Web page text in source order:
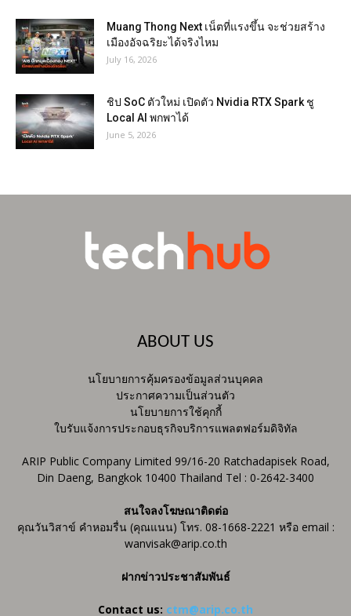
Muang Thong Next เน็ตที่แรงขึ้น จะช่วยสร้าง
เมืองอัจฉริยะได้จริงไหม
July 16, 2026
ชิป SoC ตัวใหม่ เปิดตัว Nvidia RTX Spark ชู
Local AI พกพาได้
June 5, 2026
ABOUT US
นโยบายการคุ้มครองข้อมูลส่วนบุคคล
ประกาศความเป็นส่วนตัว
นโยบายการใช้คุกกี้
ใบรับแจ้งการประกอบธุรกิจบริการแพลตฟอร์มดิจิทัล
ARIP Public Company Limited 99/16-20 Ratchadapisek Road,
Din Daeng, Bangkok 10400 Thailand Tel : 0-2642-3400
สนใจลงโฆษณาติดต่อ
คุณวันวิสาข์ คำหอมรื่น (คุณแนน) โทร. 08-1668-2221 หรือ email :
wanvisak@arip.co.th
ฝากข่าวประชาสัมพันธ์
Contact us: ctm@arip.co.th